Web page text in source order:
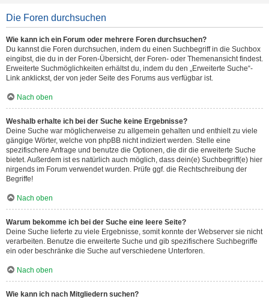
Die Foren durchsuchen
Wie kann ich ein Forum oder mehrere Foren durchsuchen?
Du kannst die Foren durchsuchen, indem du einen Suchbegriff in die Suchbox
eingibst, die du in der Foren-Übersicht, der Foren- oder Themenansicht findest.
Erweiterte Suchmöglichkeiten erhältst du, indem du den „Erweiterte Suche“-
Link anklickst, der von jeder Seite des Forums aus verfügbar ist.
Nach oben
Weshalb erhalte ich bei der Suche keine Ergebnisse?
Deine Suche war möglicherweise zu allgemein gehalten und enthielt zu viele
gängige Wörter, welche von phpBB nicht indiziert werden. Stelle eine
spezifischere Anfrage und benutze die Optionen, die dir die erweiterte Suche
bietet. Außerdem ist es natürlich auch möglich, dass dein(e) Suchbegriff(e) hier
nirgends im Forum verwendet wurden. Prüfe ggf. die Rechtschreibung der
Begriffe!
Nach oben
Warum bekomme ich bei der Suche eine leere Seite?
Deine Suche lieferte zu viele Ergebnisse, somit konnte der Webserver sie nicht
verarbeiten. Benutze die erweiterte Suche und gib spezifischere Suchbegriffe
ein oder beschränke die Suche auf verschiedene Unterforen.
Nach oben
Wie kann ich nach Mitgliedern suchen?